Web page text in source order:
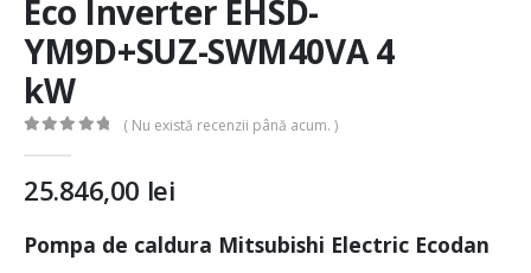
Eco Inverter EHSD-
YM9D+SUZ-SWM40VA 4
kW
( Nu există recenzii până acum. )
25.846,00 lei
Pompa de caldura Mitsubishi Electric Ecodan